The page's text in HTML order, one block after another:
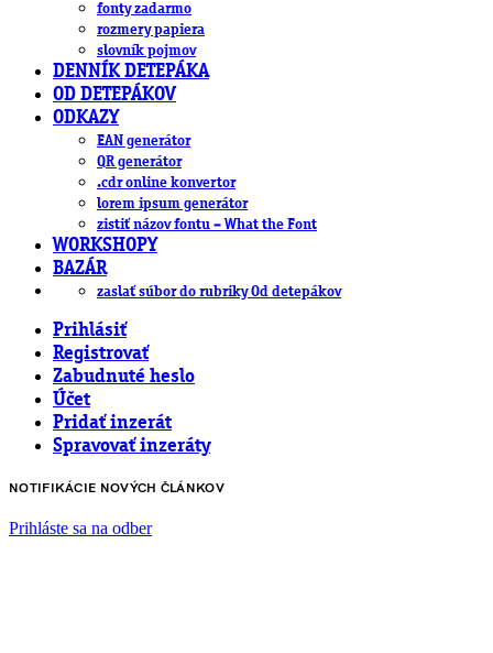
fonty zadarmo
rozmery papiera
slovník pojmov
DENNÍK DETEPÁKA
OD DETEPÁKOV
ODKAZY
EAN generátor
QR generátor
.cdr online konvertor
lorem ipsum generátor
zistiť názov fontu – What the Font
WORKSHOPY
BAZÁR
zaslať súbor do rubriky Od detepákov
Prihlásiť
Registrovať
Zabudnuté heslo
Účet
Pridať inzerát
Spravovať inzeráty
NOTIFIKÁCIE NOVÝCH ČLÁNKOV
Prihláste sa na odber